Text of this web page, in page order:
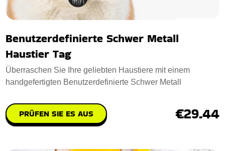
Benutzerdefinierte Schwer Metall
Haustier Tag
Überraschen Sie Ihre geliebten Haustiere mit einem
handgefertigten Benutzerdefinierte Schwer Metall
PRÜFEN SIE ES AUS €29.44